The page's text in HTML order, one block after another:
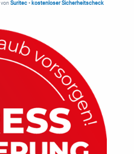
von Suritec • kostenloser Sicherheitscheck